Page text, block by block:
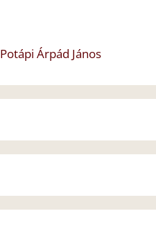
Potápi Árpád János